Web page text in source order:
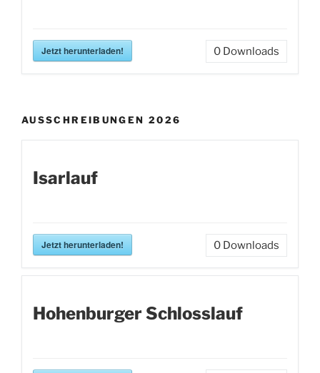
Jetzt herunterladen! 0 Downloads
AUSSCHREIBUNGEN 2026
Isarlauf
Jetzt herunterladen! 0 Downloads
Hohenburger Schlosslauf